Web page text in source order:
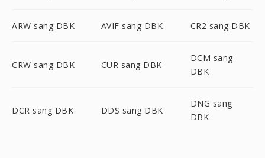
ARW sang DBK AVIF sang DBK CR2 sang DBK
CRW sang DBK CUR sang DBK
DCM sang
DBK
DCR sang DBK DDS sang DBK
DNG sang
DBK